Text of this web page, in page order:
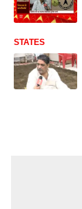
STATES